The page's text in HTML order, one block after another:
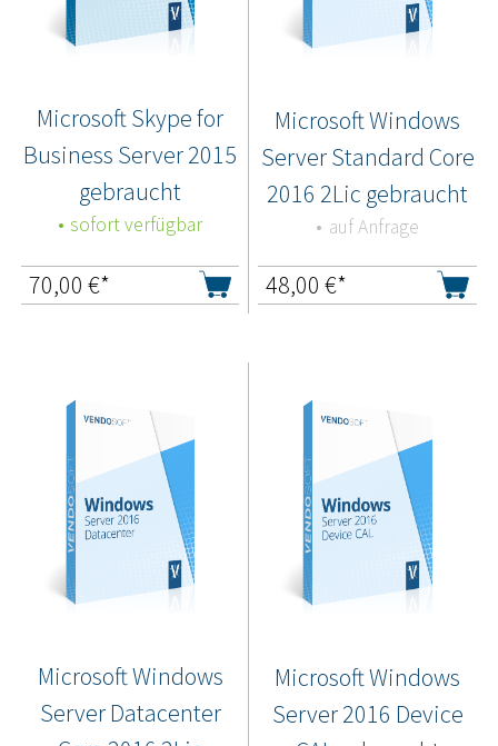
Microsoft Skype for
Business Server 2015
gebraucht
sofort verfügbar
70,00 €*
Microsoft Windows
Server Standard Core
2016 2Lic gebraucht
auf Anfrage
48,00 €*
Microsoft Windows
Server Datacenter
Microsoft Windows
Server 2016 Device